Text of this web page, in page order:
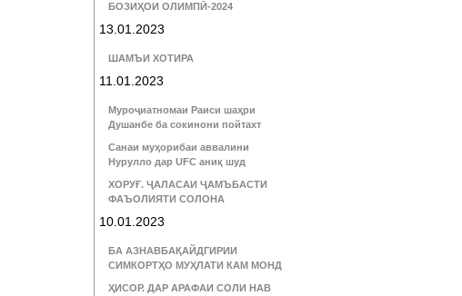
БОЗИҲОИ ОЛИМПӢ-2024
13.01.2023
ШАМЪИ ХОТИРА
11.01.2023
Муроҷиатномаи Раиси шаҳри
Душанбе ба сокинони пойтахт
Санаи муҳорибаи аввалини
Нурулло дар UFC аниқ шуд
ХОРУҒ. ҶАЛАСАИ ҶАМЪБАСТИ
ФАЪОЛИЯТИ СОЛОНА
10.01.2023
БА АЗНАВБАҚАЙДГИРИИ
СИМКОРТҲО МУҲЛАТИ КАМ МОНД
ҲИСОР. ДАР АРАФАИ СОЛИ НАВ